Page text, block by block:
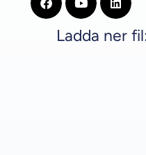
Ladda ner